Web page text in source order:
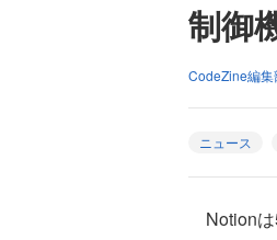
制御
CodeZine編集
ニュース
Notionは